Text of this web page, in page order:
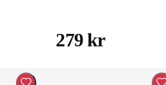
279 kr